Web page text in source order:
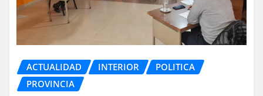
ACTUALIDAD INTERIOR
POLITICA
PROVINCIA